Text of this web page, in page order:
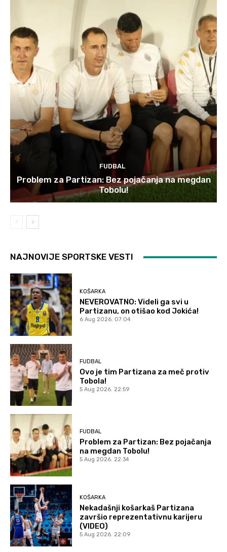
FUDBAL
Problem za Partizan: Bez pojačanja na megdan
Tobolu!
NAJNOVIJE SPORTSKE VESTI
KOŠARKA
NEVEROVATNO: Videli ga svi u
Partizanu, on otišao kod Jokića!
6 Aug 2026. 07:04
FUDBAL
Ovo je tim Partizana za meč protiv
Tobola!
5 Aug 2026. 22:59
FUDBAL
Problem za Partizan: Bez pojačanja
na megdan Tobolu!
5 Aug 2026. 22:34
KOŠARKA
Nekadašnji košarkaš Partizana
završio reprezentativnu karijeru
(VIDEO)
5 Aug 2026. 22:09